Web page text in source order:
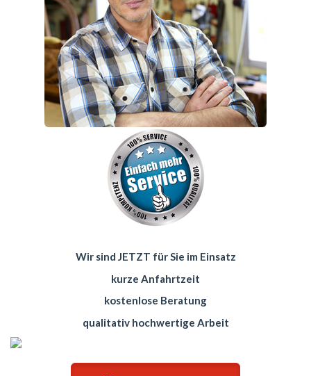
Wir sind JETZT für Sie im Einsatz
kurze Anfahrtzeit
kostenlose Beratung
qualitativ hochwertige Arbeit